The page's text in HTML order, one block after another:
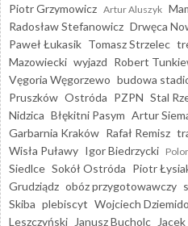
Piotr Grzymowicz Artur Aluszyk
Radosław Stefanowicz Drwęca
Paweł Łukasik Tomasz Strzelec
Mazowiecki wyjazd Robert
Vęgoria Węgorzewo budowa
Pruszków Ostróda PZPN Stal
Nidzica Błękitni Pasym Artur
Garbarnia Kraków Rafał Remisz
Wisła Puławy Igor Biedrzycki
Siedlce Sokół Ostróda Piotr
Grudziądz obóz przygotowawczy
Skiba plebiscyt Wojciech
Leszczyński
Janusz Bucholc